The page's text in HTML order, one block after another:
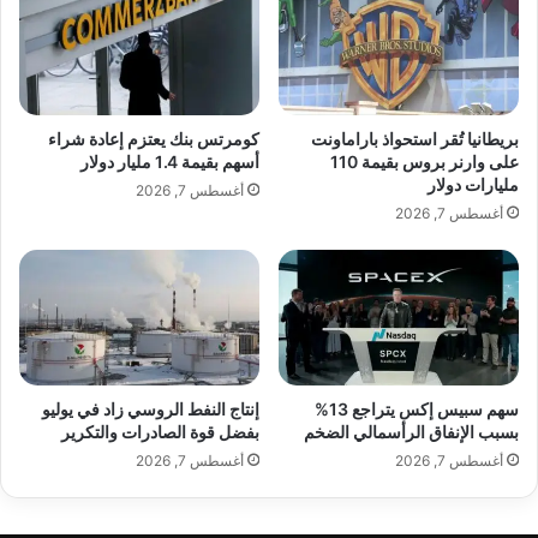
لزيارتنا في البيت الأبيض في 24 سبتمبر
(أيلول)، ونتطلع إلى ذلك”.
news-music.net — ترامب المحادثات مع شي جين بينغ
ى
ق
ي
ا
ة
س
ت
ر
م
ر
ل
ح
ز
ب
ا
ل
ا
ي
ن
ي
ة
ر
ة
د
ع
م
إ
ي
ر
ا
ن
ع
ر
بريطانيا تُقر استحواذ باراماونت
على وارنر بروس بقيمة 110
مليارات دولار
أغسطس 7, 2026
كومرتس بنك يعتزم إعادة شراء
أسهم بقيمة 1.4 مليار دولار
أغسطس 7, 2026
سهم سبيس إكس يتراجع 13%
بسبب الإنفاق الرأسمالي الضخم
أغسطس 7, 2026
إنتاج النفط الروسي زاد في يوليو
بفضل قوة الصادرات والتكرير
أغسطس 7, 2026